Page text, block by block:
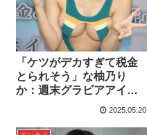
「ケツがデカすぎて税金
とられそう」な柚乃り
か：週末グラビアアイド
2025.05.20